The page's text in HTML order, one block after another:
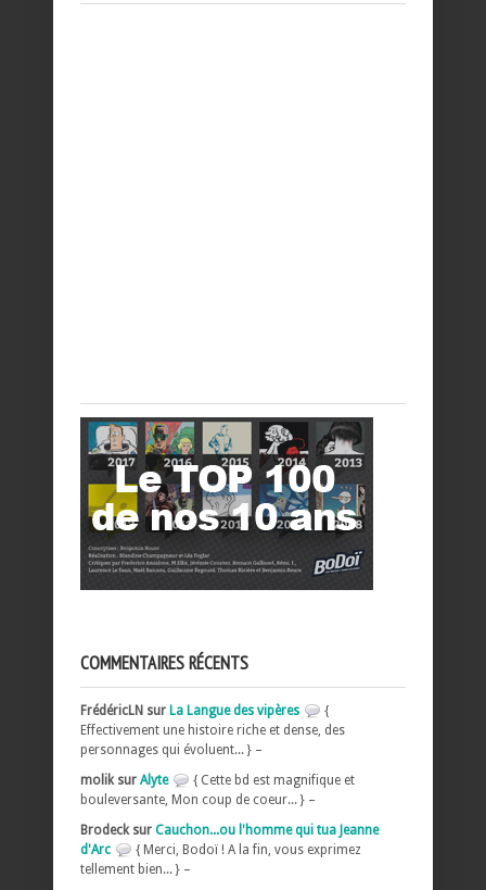
COMMENTAIRES RÉCENTS
FrédéricLN sur La Langue des vipères
{
Effectivement une histoire riche et dense, des
personnages qui évoluent... } –
molik sur Alyte
{ Cette bd est magnifique et
bouleversante, Mon coup de coeur... } –
Brodeck sur Cauchon...ou l'homme qui tua Jeanne
d'Arc
{ Merci, Bodoï ! A la fin, vous exprimez
tellement bien... } –